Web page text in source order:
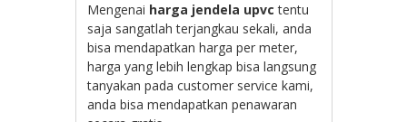
Mengenai harga jendela upvc tentu
saja sangatlah terjangkau sekali, anda
bisa mendapatkan harga per meter,
harga yang lebih lengkap bisa langsung
tanyakan pada customer service kami,
anda bisa mendapatkan penawaran